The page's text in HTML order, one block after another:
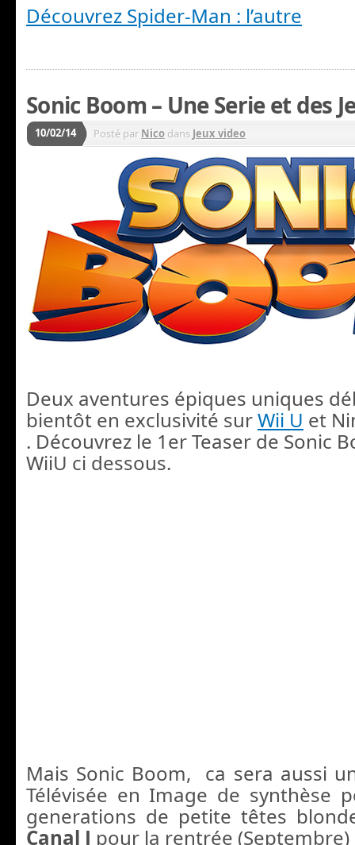
Découvrez Spider-Man : l’autre
Sonic Boom – Une Serie et des
10/02/14 Posté par Nico dans Jeux video
Deux aventures épiques uniques
bientôt en exclusivité surWii U et
. Découvrez le 1er Teaser de Sonic
WiiU ci dessous.
Mais Sonic Boom, ca sera aussi
Télévisée en Image de synthèse
generations de petite têtes
Canal J pour la rentrée (Septembre)